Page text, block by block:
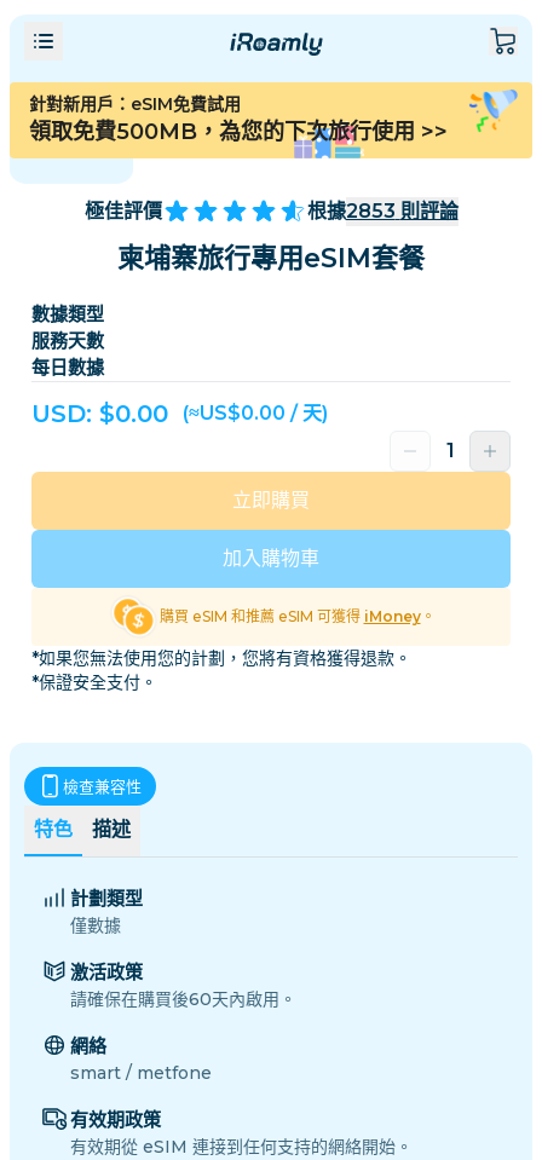
針對新用戶：eSIM免費試用
領取免費500MB，為您的下次旅行使用 >>
極佳評價 根據2853 則評論
柬埔寨旅行專用eSIM套餐
數據類型
服務天數
每日數據
USD: $0.00 (≈US$0.00 / 天)
加入購物車
立即購買
購買 eSIM 和推薦 eSIM 可獲得 iMoney。
*如果您無法使用您的計劃，您將有資格獲得退款。
*保證安全支付。
特色 描述
檢查兼容性
計劃類型
僅數據
激活政策
請確保在購買後60天內啟用。
網絡
smart / metfone
有效期政策
有效期從 eSIM 連接到任何支持的網絡開始。